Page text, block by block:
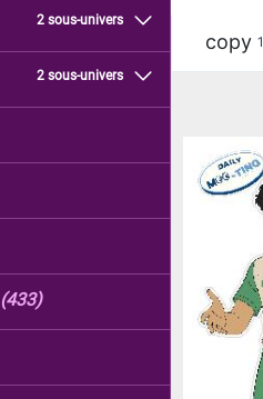
2 sous-univers
2 sous-univers
(433)
copy